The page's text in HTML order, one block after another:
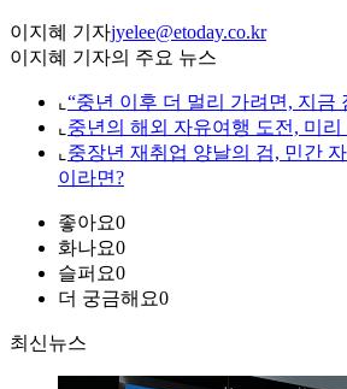
이지혜 기자jyelee@etoday.co.kr
이지혜 기자의 주요 뉴스
⌞ “중년 이후 더 멀리 가려면, 지금
⌞ 중년의 해외 자유여행 도전, 미
⌞ 중장년 재취업 양날의 검, 민간
이라면?
좋아요0
화나요0
슬퍼요0
더 궁금해요0
최신뉴스